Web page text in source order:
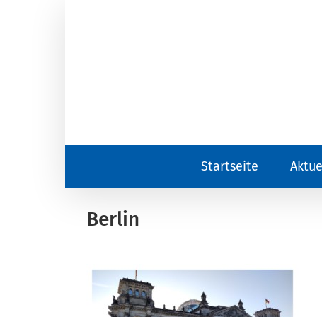
Startseite
Berlin